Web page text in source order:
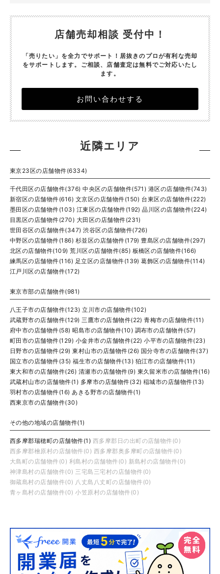
店舗売却相談 受付中！
「売りたい」を全力でサポート！居抜きのプロが有利な売却
をサポートします。 ご相談、店舗査定は無料でご対応いたし
ます。
お問い合わせする
近隣エリア
東京23区の店舗物件(6334)
千代田区の店舗物件(376) 中央区の店舗物件(571) 港区の店舗物件(743)
新宿区の店舗物件(616) 文京区の店舗物件(150) 台東区の店舗物件(222)
墨田区の店舗物件(103) 江東区の店舗物件(192) 品川区の店舗物件(224)
目黒区の店舗物件(270) 大田区の店舗物件(231)
世田谷区の店舗物件(347) 渋谷区の店舗物件(726)
中野区の店舗物件(186) 杉並区の店舗物件(179) 豊島区の店舗物件(297)
北区の店舗物件(109) 荒川区の店舗物件(85) 板橋区の店舗物件(166)
練馬区の店舗物件(116) 足立区の店舗物件(139) 葛飾区の店舗物件(114)
江戸川区の店舗物件(172)
東京市部の店舗物件(981)
八王子市の店舗物件(123) 立川市の店舗物件(102)
武蔵野市の店舗物件(129) 三鷹市の店舗物件(22) 青梅市の店舗物件(11)
府中市の店舗物件(58) 昭島市の店舗物件(10) 調布市の店舗物件(57)
町田市の店舗物件(129) 小金井市の店舗物件(22) 小平市の店舗物件(23)
日野市の店舗物件(29) 東村山市の店舗物件(26) 国分寺市の店舗物件(37)
国立市の店舗物件(35) 福生市の店舗物件(13) 狛江市の店舗物件(11)
東大和市の店舗物件(26) 清瀬市の店舗物件(9) 東久留米市の店舗物件(16)
武蔵村山市の店舗物件(1) 多摩市の店舗物件(32) 稲城市の店舗物件(13)
羽村市の店舗物件(16) あきる野市の店舗物件(1)
西東京市の店舗物件(30)
その他の地域の店舗物件(1)
西多摩郡瑞穂町の店舗物件(1) 西多摩郡日の出町の店舗物件(0)
西多摩郡檜原村の店舗物件(0) 西多摩郡奥多摩町の店舗物件(0)
大島町の店舗物件(0) 利島村の店舗物件(0) 新島村の店舗物件(0)
神津島村の店舗物件(0) 三宅島三宅村の店舗物件(0)
御蔵島村の店舗物件(0) 八丈島八丈町の店舗物件(0)
青ヶ島村の店舗物件(0) 小笠原村の店舗物件(0)